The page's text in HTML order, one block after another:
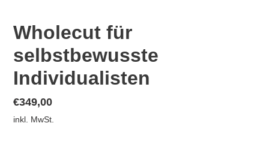
Wholecut für
selbstbewusste
Individualisten
Normaler
Preis
€349,00
inkl. MwSt.